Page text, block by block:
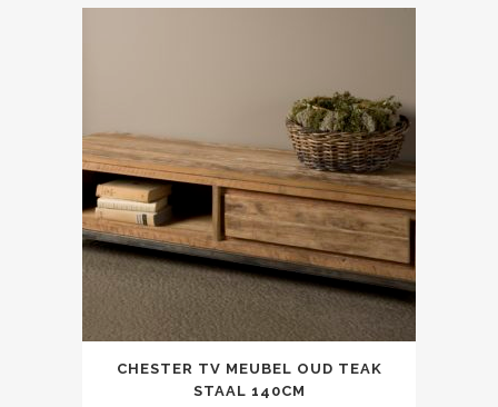
CHESTER TV MEUBEL OUD TEAK
STAAL 140CM